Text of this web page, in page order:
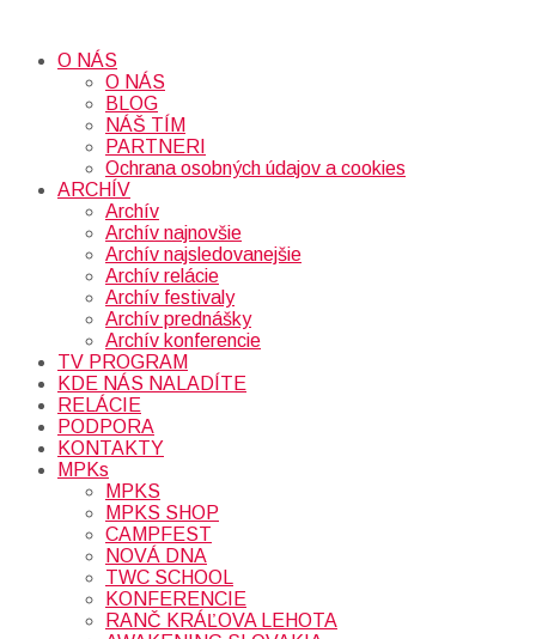
O NÁS
O NÁS
BLOG
NÁŠ TÍM
PARTNERI
Ochrana osobných údajov a cookies
ARCHÍV
Archív
Archív najnovšie
Archív najsledovanejšie
Archív relácie
Archív festivaly
Archív prednášky
Archív konferencie
TV PROGRAM
KDE NÁS NALADÍTE
RELÁCIE
PODPORA
KONTAKTY
MPKs
MPKS
MPKS SHOP
CAMPFEST
NOVÁ DNA
TWC SCHOOL
KONFERENCIE
RANČ KRÁĽOVA LEHOTA